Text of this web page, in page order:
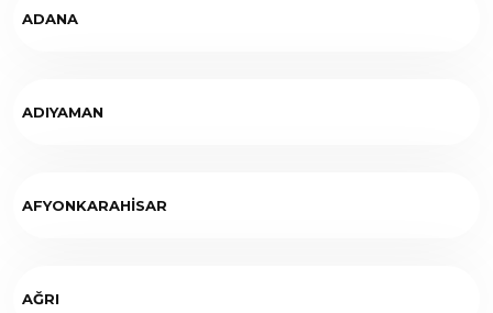
ADANA
ADIYAMAN
AFYONKARAHİSAR
AĞRI